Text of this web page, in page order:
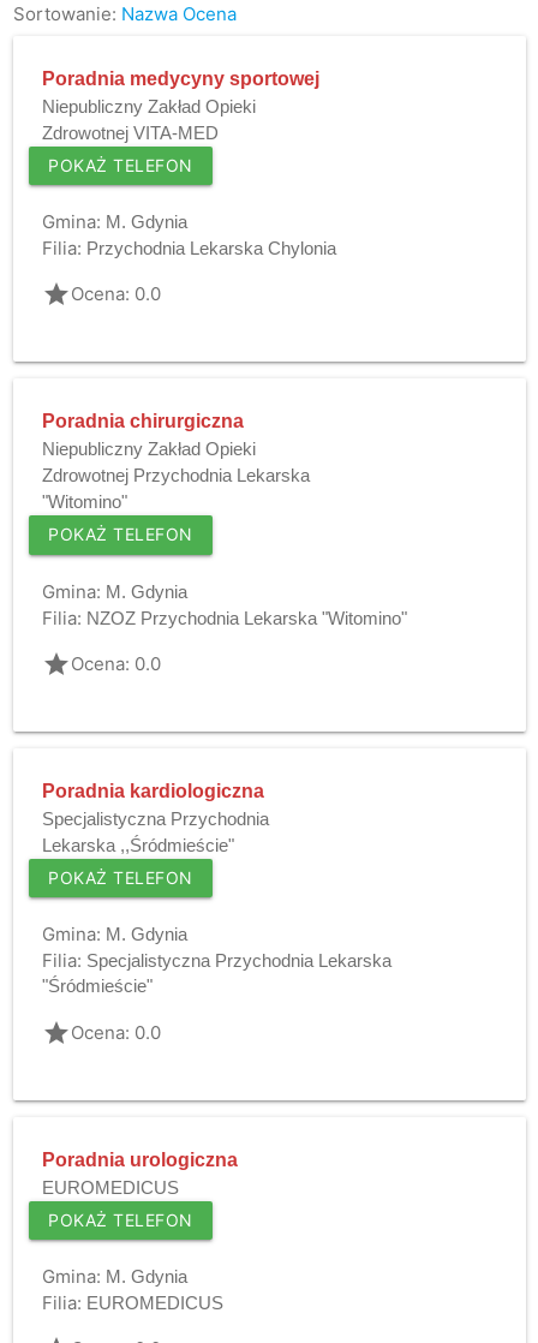
Sortowanie: Nazwa Ocena
Poradnia medycyny sportowej
Niepubliczny Zakład Opieki
Zdrowotnej VITA-MED
POKAŻ TELEFON
Gmina: M. Gdynia
Filia: Przychodnia Lekarska Chylonia
gradeOcena: 0.0
Poradnia chirurgiczna
Niepubliczny Zakład Opieki
Zdrowotnej Przychodnia Lekarska
"Witomino"
POKAŻ TELEFON
Gmina: M. Gdynia
Filia: NZOZ Przychodnia Lekarska "Witomino"
gradeOcena: 0.0
Poradnia kardiologiczna
Specjalistyczna Przychodnia
Lekarska ,,Śródmieście"
POKAŻ TELEFON
Gmina: M. Gdynia
Filia: Specjalistyczna Przychodnia Lekarska
"Śródmieście"
gradeOcena: 0.0
Poradnia urologiczna
EUROMEDICUS
POKAŻ TELEFON
Gmina: M. Gdynia
Filia: EUROMEDICUS